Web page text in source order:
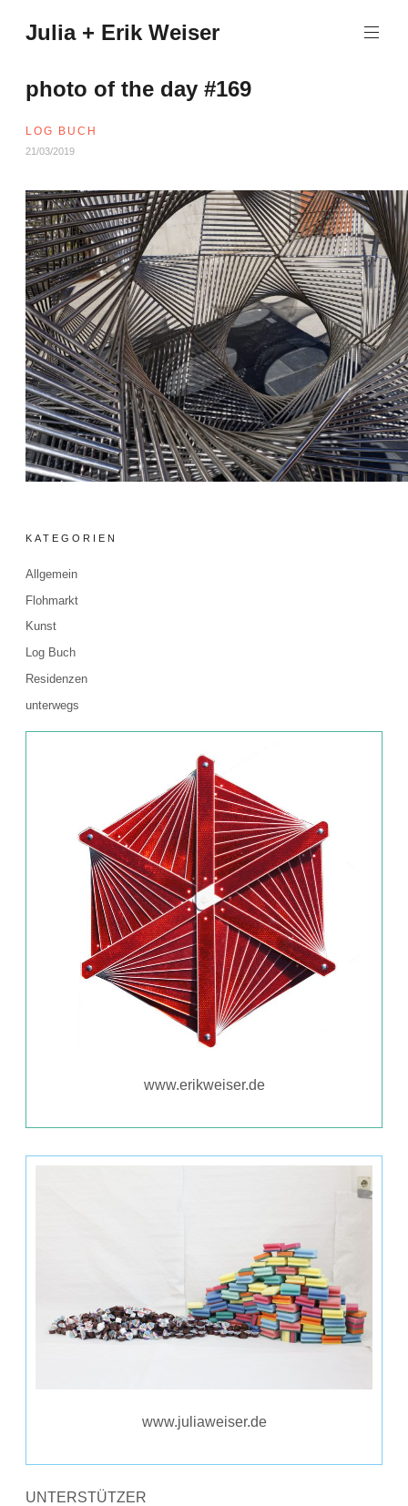
Inhalt
Julia + Erik Weiser
photo of the day #169
LOG BUCH
21/03/2019
KATEGORIEN
Allgemein
Flohmarkt
Kunst
Log Buch
Residenzen
unterwegs
www.erikweiser.de
www.juliaweiser.de
UNTERSTÜTZER